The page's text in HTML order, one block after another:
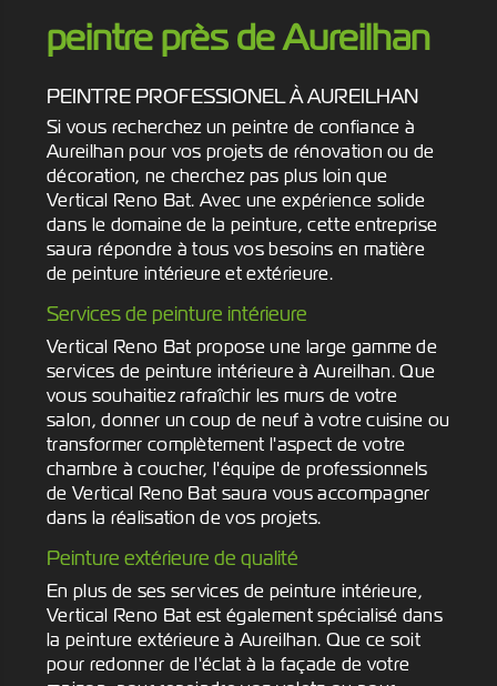
peintre près de Aureilhan
PEINTRE PROFESSIONEL À AUREILHAN
Si vous recherchez un peintre de confiance à
Aureilhan pour vos projets de rénovation ou de
décoration, ne cherchez pas plus loin que
Vertical Reno Bat. Avec une expérience solide
dans le domaine de la peinture, cette entreprise
saura répondre à tous vos besoins en matière
de peinture intérieure et extérieure.
Services de peinture intérieure
Vertical Reno Bat propose une large gamme de
services de peinture intérieure à Aureilhan. Que
vous souhaitiez rafraîchir les murs de votre
salon, donner un coup de neuf à votre cuisine ou
transformer complètement l'aspect de votre
chambre à coucher, l'équipe de professionnels
de Vertical Reno Bat saura vous accompagner
dans la réalisation de vos projets.
Peinture extérieure de qualité
En plus de ses services de peinture intérieure,
Vertical Reno Bat est également spécialisé dans
la peinture extérieure à Aureilhan. Que ce soit
pour redonner de l'éclat à la façade de votre